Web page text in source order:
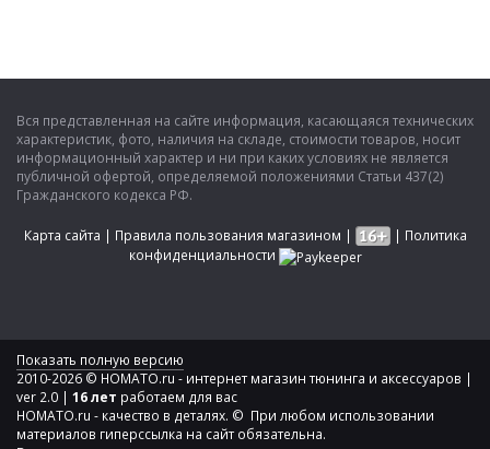
Вся представленная на сайте информация, касающаяся технических
характеристик, фото, наличия на складе, стоимости товаров, носит
информационный характер и ни при каких условиях не является
публичной офертой, определяемой положениями Статьи 437(2)
Гражданского кодекса РФ.
Карта сайта | Правила пользования магазином | | Политика
конфиденциальности
Показать полную версию
2010-2026 © HOMATO.ru - интернет магазин тюнинга и аксессуаров |
ver 2.0 | 16 лет работаем для вас
HOMATO.ru - качество в деталях. © При любом использовании
материалов гиперссылка на сайт обязательна.